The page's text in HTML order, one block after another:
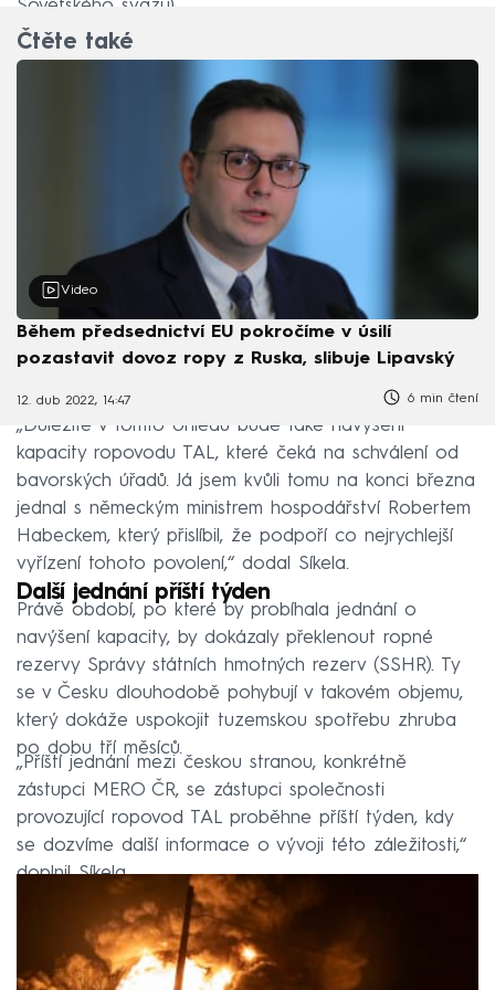
Sovětského svazu).
Čtěte také
Video
Během předsednictví EU pokročíme v úsilí
pozastavit dovoz ropy z Ruska, slibuje Lipavský
12. dub 2022, 14:47 6 min čtení
„Důležité v tomto ohledu bude také navýšení
kapacity ropovodu TAL, které čeká na schválení od
bavorských úřadů. Já jsem kvůli tomu na konci března
jednal s německým ministrem hospodářství Robertem
Habeckem, který přislíbil, že podpoří co nejrychlejší
vyřízení tohoto povolení,“ dodal Síkela.
Další jednání příští týden
Právě období, po které by probíhala jednání o
navýšení kapacity, by dokázaly překlenout ropné
rezervy Správy státních hmotných rezerv (SSHR). Ty
se v Česku dlouhodobě pohybují v takovém objemu,
který dokáže uspokojit tuzemskou spotřebu zhruba
po dobu tří měsíců.
„Příští jednání mezi českou stranou, konkrétně
zástupci MERO ČR, se zástupci společnosti
provozující ropovod TAL proběhne příští týden, kdy
se dozvíme další informace o vývoji této záležitosti,“
doplnil Síkela.